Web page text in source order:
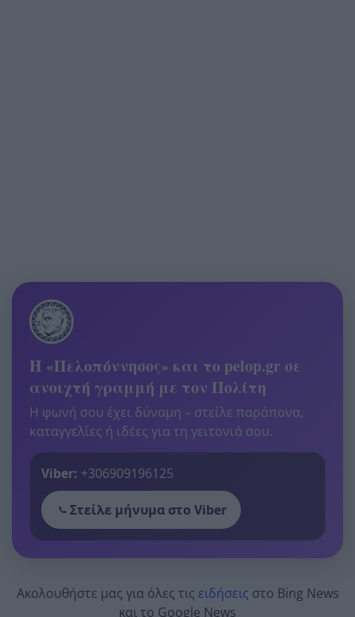
Η «Πελοπόννησος» και το pelop.gr σε
ανοιχτή γραμμή με τον Πολίτη
Η φωνή σου έχει δύναμη – στείλε παράπονα,
καταγγελίες ή ιδέες για τη γειτονιά σου.
Viber: +306909196125
Στείλε μήνυμα στο Viber
Ακολουθήστε μας για όλες τις ειδήσεις στο Bing News
και το Google News